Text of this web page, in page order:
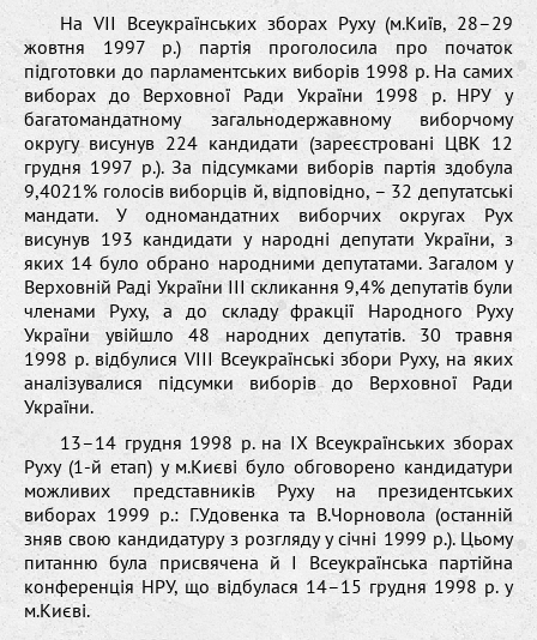
На VІІ Всеукраїнських зборах Руху (м.Київ, 28–29
жовтня 1997 р.) партія проголосила про початок
підготовки до парламентських виборів 1998 р. На самих
виборах до Верховної Ради України 1998 р. НРУ у
багатомандатному загальнодержавному виборчому
округу висунув 224 кандидати (зареєстровані ЦВК 12
грудня 1997 р.). За підсумками виборів партія здобула
9,4021% голосів виборців й, відповідно, – 32 депутатські
мандати. У одномандатних виборчих округах Рух
висунув 193 кандидати у народні депутати України, з
яких 14 було обрано народними депутатами. Загалом у
Верховній Раді України ІІІ скликання 9,4% депутатів були
членами Руху, а до складу фракції Народного Руху
України увійшло 48 народних депутатів. 30 травня
1998 р. відбулися VІІІ Всеукраїнські збори Руху, на яких
аналізувалися підсумки виборів до Верховної Ради
України.
13–14 грудня 1998 р. на ІХ Всеукраїнських зборах
Руху (1-й етап) у м.Києві було обговорено кандидатури
можливих представників Руху на президентських
виборах 1999 р.: Г.Удовенка та В.Чорновола (останній
зняв свою кандидатуру з розгляду у січні 1999 р.). Цьому
питанню була присвячена й І Всеукраїнська партійна
конференція НРУ, що відбулася 14–15 грудня 1998 р. у
м.Києві.